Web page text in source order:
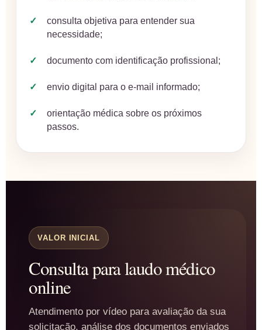
consulta objetiva para entender sua
necessidade;
documento com identificação profissional;
envio digital para o e-mail informado;
orientação médica sobre os próximos
passos.
VALOR INICIAL
Consulta para laudo médico
online
Atendimento por vídeo para avaliação da sua
solicitação, análise dos documentos enviados